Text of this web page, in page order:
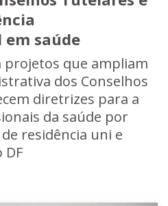
saúde
projetos que ampliam
dos Conselhos
diretrizes para a
da saúde por
residência uni e